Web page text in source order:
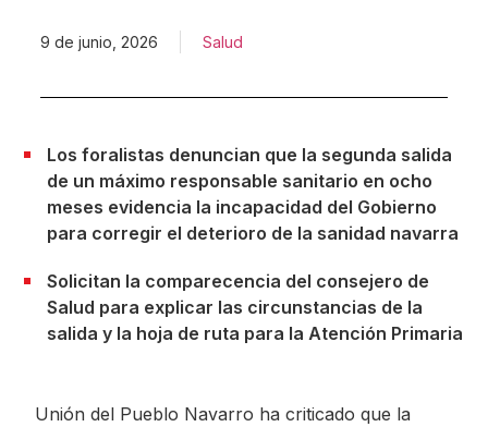
9 de junio, 2026 Salud
Los foralistas denuncian que la segunda salida
de un máximo responsable sanitario en ocho
meses evidencia la incapacidad del Gobierno
para corregir el deterioro de la sanidad navarra
Solicitan la comparecencia del consejero de
Salud para explicar las circunstancias de la
salida y la hoja de ruta para la Atención Primaria
Unión del Pueblo Navarro ha criticado que la